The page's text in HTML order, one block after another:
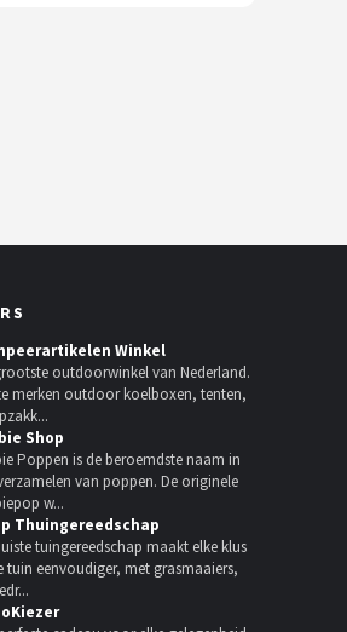
Winkel
outdoorwinkel van Nederland.
merken outdoor koelboxen, tenten,
Shop
Poppen is de beroemdste naam in
van poppen. De originele
w...
Thuingereedschap
tuingereedschap maakt elke klus
tuin eenvoudiger, met grasmaaiers,